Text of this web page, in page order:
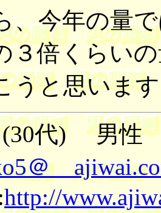
、今年の量
３倍くらい
うと思いま
代) 男性
＠
http://